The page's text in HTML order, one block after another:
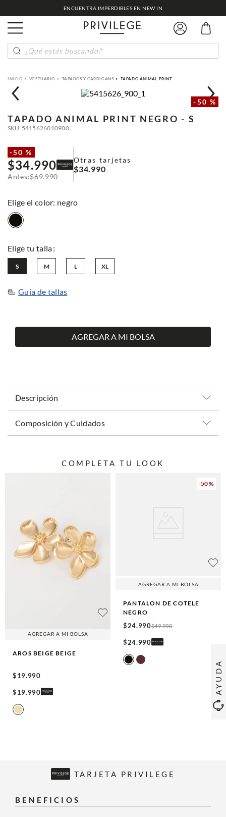
AYUDA
ENCUENTRA IMPERDIBLES EN NEW IN
¿Qué estás buscando?
VESTUARIO TAPADOS Y CARDIGANS TAPADO ANIMAL PRINT
-50 %
TAPADO ANIMAL PRINT NEGRO - S
SKU 5415626010900
-50 %
$34.990
$69.990
Otras tarjetas
$34.990
: negro
L
M
S XL
Guía de tallas
AGREGAR A MI BOLSA
Descripción
Composición y Cuidados
COMPLETA TU LOOK
AGREGAR A MI BOLSA
AROS BEIGE BEIGE
$19.990
$19.990
-50 %
AGREGAR A MI BOLSA
PANTALON DE COTELE
NEGRO
$24.990$49.990
$24.990
TARJETA PRIVILEGE
BENEFICIOS